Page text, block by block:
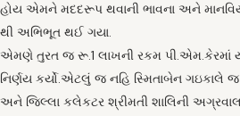
હોય એમને મદદરૂપ થવાની ભાવના અને
થી અભિભૂત થઈ ગયા.
એમણે તુરત જ રૂ.1 લાખની રકમ પી.એમ.કેરમાં
નિર્ણય કર્યો.એટલું જ નહિ સ્મિતાબેન ગઇકાલે
અને જિલ્લા કલેકટર શ્રીમતી શાલિની